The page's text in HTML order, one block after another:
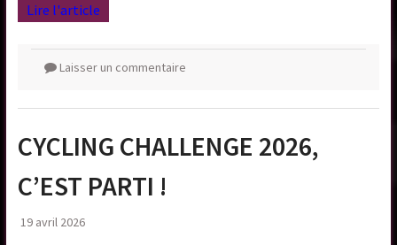
Lire l'article
Laisser un commentaire
CYCLING CHALLENGE 2026,
C’EST PARTI !
19 avril 2026